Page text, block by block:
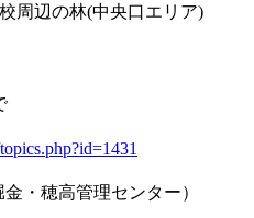
周辺の林(中央口エリア)
・穂高管理センター）